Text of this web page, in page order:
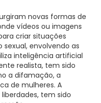
novas formas de
vídeos ou imagens
criar situações
envolvendo as
inteligência artificial
realista, tem sido
a difamação, a
de mulheres. A
tem sido